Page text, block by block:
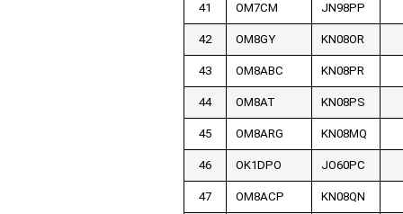
41 OM7CM JN98PP
42 OM8GY KN08OR
43 OM8ABC KN08PR
44 OM8AT KN08PS
45 OM8ARG KN08MQ
46 OK1DPO JO60PC
47 OM8ACP KN08QN